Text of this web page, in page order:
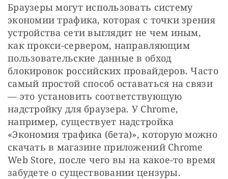
Браузеры могут использовать систему
экономии трафика, которая с точки зрения
устройства сети выглядит не чем иным,
как прокси-сервером, направляющим
пользовательские данные в обход
блокировок российских провайдеров. Часто
самый простой способ оставаться на связи
— это установить соответствующую
надстройку для браузера. У Chrome,
например, существует надстройка
«Экономия трафика (бета)», которую можно
скачать в магазине приложений Chrome
Web Store, после чего вы на какое-то время
забудете о существовании цензуры.